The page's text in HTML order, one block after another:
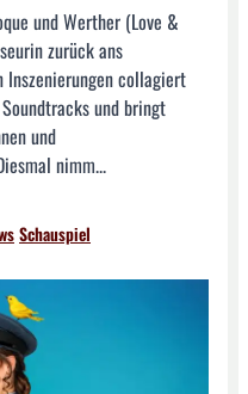
und Werther (Love &
zurück ans
Inszenierungen collagiert
und bringt
und
nimm...
Schauspiel